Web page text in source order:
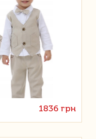
1836 грн